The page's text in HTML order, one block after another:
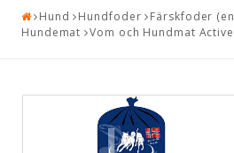
Hund Hundfoder Färskfoder
Hundemat
Vom och Hundmat